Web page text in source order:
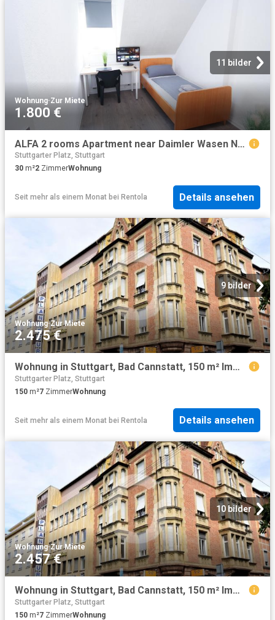
11 bilder
Wohnung·Zur Miete
1.800 €
ALFA 2 rooms Apartment near Daimler Wasen Netflix
Stuttgarter Platz, Stuttgart
30 m²2 ZimmerWohnung
Seit mehr als einem Monat bei Rentola Details ansehen
9 bilder
Wohnung·Zur Miete
2.475 €
Wohnung in Stuttgart, Bad Cannstatt, 150 m² Immoraum
Stuttgarter Platz, Stuttgart
150 m²7 ZimmerWohnung
Seit mehr als einem Monat bei Rentola Details ansehen
10 bilder
Wohnung·Zur Miete
2.457 €
Wohnung in Stuttgart, Bad Cannstatt, 150 m² Immoraum
Stuttgarter Platz, Stuttgart
150 m²7 ZimmerWohnung